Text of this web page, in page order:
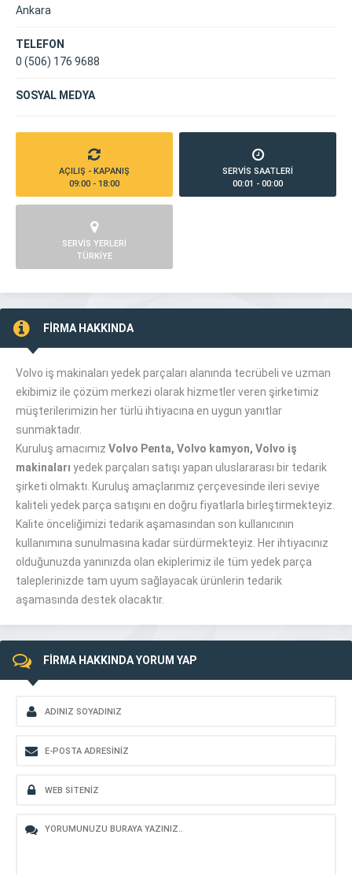
Ankara
TELEFON
0 (506) 176 9688
SOSYAL MEDYA
AÇILIŞ - KAPANIŞ
09:00 - 18:00
SERVİS SAATLERİ
00:01 - 00:00
SERVİS YERLERİ
TÜRKİYE
FİRMA HAKKINDA
Volvo iş makinaları yedek parçaları alanında tecrübeli ve uzman
ekibimiz ile çözüm merkezi olarak hizmetler veren şirketimiz
müşterilerimizin her türlü ihtiyacına en uygun yanıtlar
sunmaktadır.
Kuruluş amacımız Volvo Penta, Volvo kamyon, Volvo iş
makinaları yedek parçaları satışı yapan uluslararası bir tedarik
şirketi olmaktı. Kuruluş amaçlarımız çerçevesinde ileri seviye
kaliteli yedek parça satışını en doğru fiyatlarla birleştirmekteyiz.
Kalite önceliğimizi tedarik aşamasından son kullanıcının
kullanımına sunulmasına kadar sürdürmekteyiz. Her ihtiyacınız
olduğunuzda yanınızda olan ekiplerimiz ile tüm yedek parça
taleplerinizde tam uyum sağlayacak ürünlerin tedarik
aşamasında destek olacaktır.
FİRMA HAKKINDA YORUM YAP